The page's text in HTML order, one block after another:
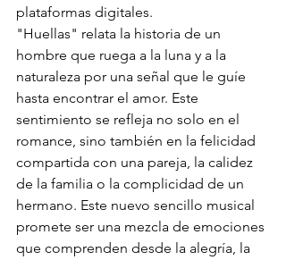
plataformas digitales.
"Huellas" relata la historia de un
hombre que ruega a la luna y a la
naturaleza por una señal que le guíe
hasta encontrar el amor. Este
sentimiento se refleja no solo en el
romance, sino también en la felicidad
compartida con una pareja, la calidez
de la familia o la complicidad de un
hermano. Este nuevo sencillo musical
promete ser una mezcla de emociones
que comprenden desde la alegría, la